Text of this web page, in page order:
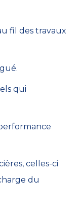
fil des travaux
qui
celles-ci
du